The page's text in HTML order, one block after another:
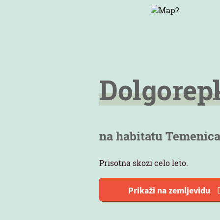
na habitatu Temenica
Prisotna skozi celo leto.
Prikaži na zemljevidu